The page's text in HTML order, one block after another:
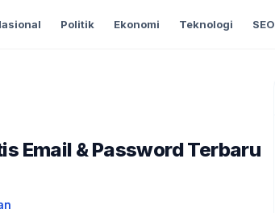
Politik Ekonomi Teknologi SEO
Email & Password Terbaru